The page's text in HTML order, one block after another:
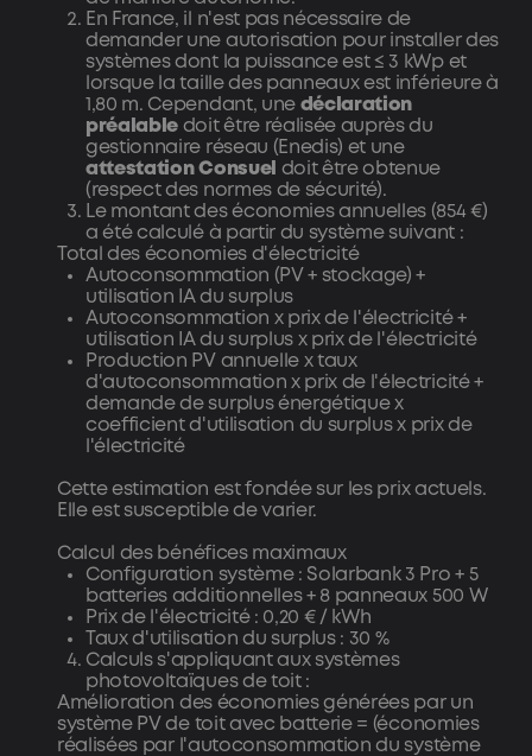
En France, il n'est pas nécessaire de
demander une autorisation pour installer des
systèmes dont la puissance est ≤ 3 kWp et
lorsque la taille des panneaux est inférieure à
1,80 m. Cependant, une déclaration
préalable doit être réalisée auprès du
gestionnaire réseau (Enedis) et une
attestation Consuel doit être obtenue
(respect des normes de sécurité).
Le montant des économies annuelles (854 €)
a été calculé à partir du système suivant :
Total des économies d'électricité
Autoconsommation (PV + stockage) +
utilisation IA du surplus
Autoconsommation x prix de l'électricité +
utilisation IA du surplus x prix de l'électricité
Production PV annuelle x taux
d'autoconsommation x prix de l'électricité +
demande de surplus énergétique x
coefficient d'utilisation du surplus x prix de
l'électricité
Cette estimation est fondée sur les prix actuels.
Elle est susceptible de varier.
Calcul des bénéfices maximaux
Configuration système : Solarbank 3 Pro + 5
batteries additionnelles + 8 panneaux 500 W
Prix de l'électricité : 0,20 € / kWh
Taux d'utilisation du surplus : 30 %
Calculs s'appliquant aux systèmes
photovoltaïques de toit :
Amélioration des économies générées par un
système PV de toit avec batterie = (économies
réalisées par l'autoconsommation du système